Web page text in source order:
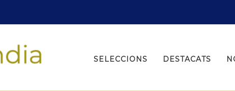
Search
SELECCIONS DESTACATS